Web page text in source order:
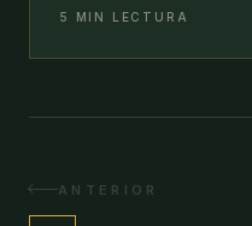
5 MIN LECTURA
ANTERIOR